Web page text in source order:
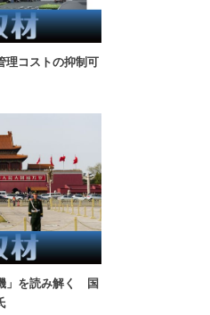
理コストの抑制可
」を読み解く 国